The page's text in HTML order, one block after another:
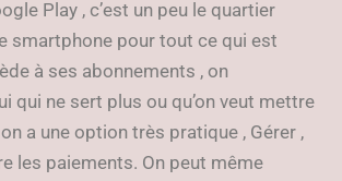
Play , c’est un peu le quartier
smartphone pour tout ce qui est
à ses abonnements , on
qui ne sert plus ou qu’on veut mettre
a une option très pratique , Gérer ,
les paiements. On peut même